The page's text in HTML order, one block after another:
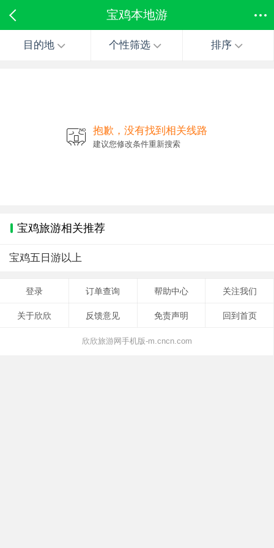
宝鸡本地游
目的地 个性筛选 排序
抱歉，没有找到相关线路
建议您修改条件重新搜索
宝鸡旅游相关推荐
宝鸡五日游以上
登录 订单查询 帮助中心 关注我们
关于欣欣 反馈意见 免责声明 回到首页
欣欣旅游网手机版-m.cncn.com